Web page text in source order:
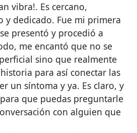
vibra!. Es cercano,
y dedicado. Fue mi primera
presentó y procedió a
me encantó que no se
sino que realmente
para así conectar las
un síntoma y ya. Es claro, y
que puedas preguntarle
con alguien que